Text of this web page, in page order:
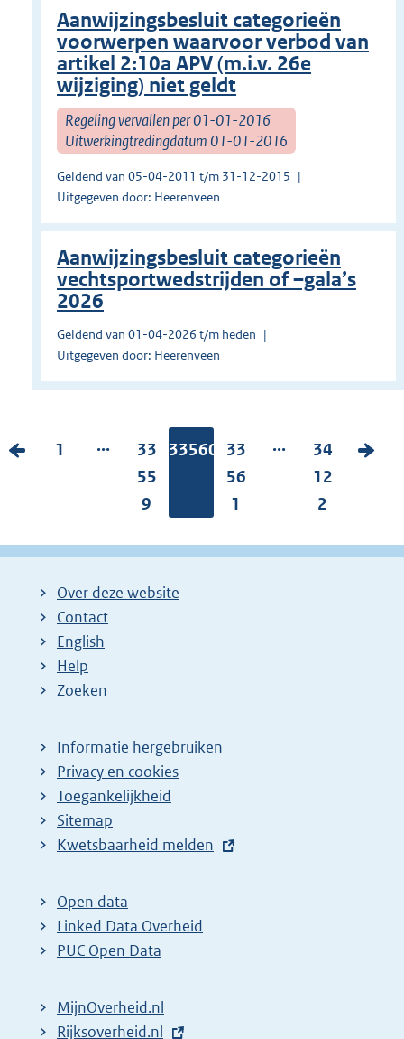
Aanwijzingsbesluit categorieën
voorwerpen waarvoor verbod van
artikel 2:10a APV (m.i.v. 26e
wijziging) niet geldt
Regeling vervallen per 01-01-2016
Uitwerkingtredingdatum 01-01-2016
Geldend van 05-04-2011 t/m 31-12-2015
Uitgegeven door: Heerenveen
Aanwijzingsbesluit categorieën
vechtsportwedstrijden of –gala’s
2026
Geldend van 01-04-2026 t/m heden
Uitgegeven door: Heerenveen
V
g
P
n
a
:
1 ...
P
a
g
n
a
33
55
9
Pagina:
33560
P
a
g
n
33
56
1
...
P
a
g
n
34
12
2
V
e
Over deze website
Contact
English
Help
Zoeken
Informatie hergebruiken
Privacy en cookies
Toegankelijkheid
Sitemap
E
t
e
r
l
Kwetsbaarheid melden
Open data
Linked Data Overheid
PUC Open Data
MijnOverheid.nl
E
Rijksoverheid.nl